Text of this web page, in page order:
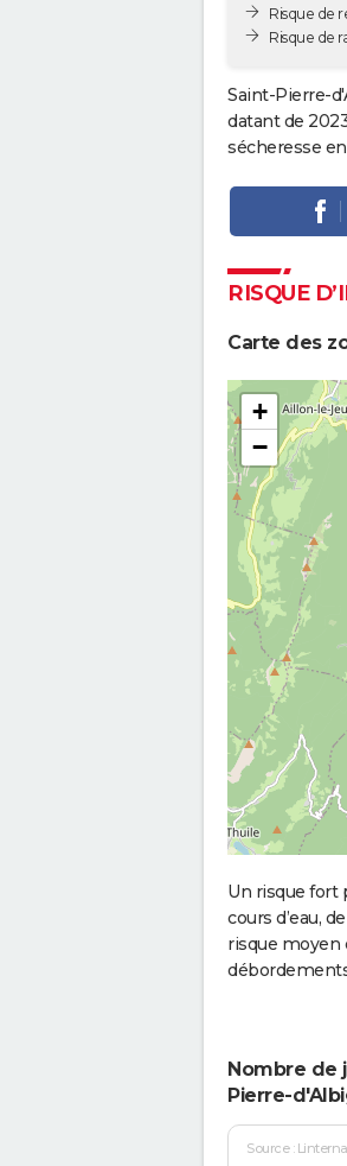
Risque de
Risque de
Saint-Pierre-
datant de
sécheresse
RISQUE
Carte des
+
−
Un risque fort
cours d’eau,
risque moyen
Nombre de
Pierre-
Source :